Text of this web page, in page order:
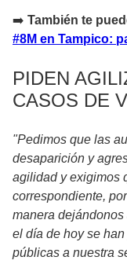
➡️ También te
#8M en Tampico:
PIDEN
CASOS DE
"Pedimos que las
desaparición y
agilidad y exigimos
correspondiente,
manera
el día de hoy se
públicas a nuestra